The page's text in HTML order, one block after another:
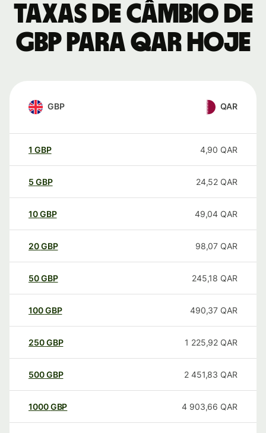
Taxas de câmbio de
GBP para QAR hoje
GBP QAR
1 GBP 4,90 QAR
5 GBP 24,52 QAR
10GBP 49,04 QAR
20GBP 98,07 QAR
50GBP 245,18 QAR
100GBP 490,37 QAR
250GBP 1 225,92 QAR
500GBP 2 451,83 QAR
1000GBP 4 903,66 QAR